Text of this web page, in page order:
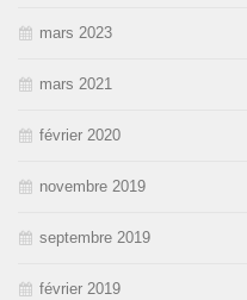
mars 2023
mars 2021
février 2020
novembre 2019
septembre 2019
février 2019